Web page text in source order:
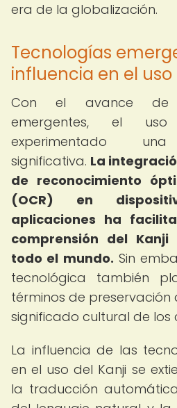
era de la globalización.
Tecnologías
influencia en el uso
Con el avance de
emergentes, el
experimentado una
significativa. La
de reconocimiento
(OCR) en
aplicaciones ha
comprensión del
todo el mundo. Sin
tecnológica también
términos de
significado cultural de los
La influencia de las
en el uso del Kanji se
la traducción